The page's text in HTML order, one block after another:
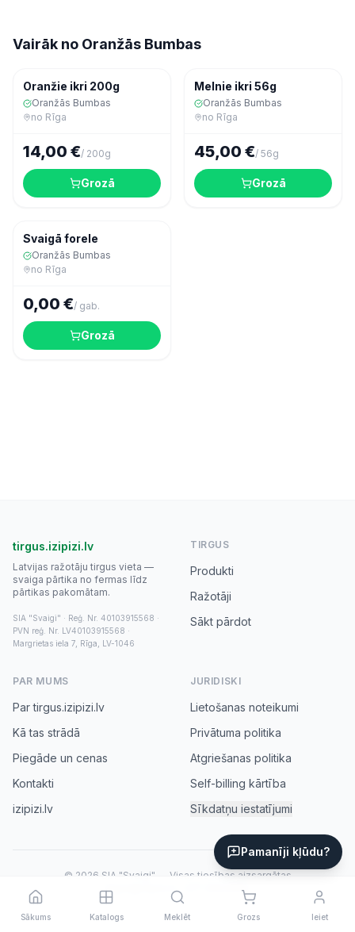
Vairāk no Oranžās Bumbas
Jūras veltes
Oranžie ikri 200g
Oranžās Bumbas
no Rīga
14,00 €/ 200g
Grozā
Jūras veltes
Melnie ikri 56g
Oranžās Bumbas
no Rīga
45,00 €/ 56g
Grozā
Svaigā forele
Oranžās Bumbas
no Rīga
0,00 €/ gab.
Grozā
Sākums Katalogs Meklēt Grozs Ieiet
Pamanīji kļūdu?
tirgus.izipizi.lv
Latvijas ražotāju tirgus vieta —
svaiga pārtika no fermas līdz
pārtikas pakomātam.
SIA "Svaigi" · Reģ. Nr. 40103915568 ·
PVN reģ. Nr. LV40103915568 ·
Margrietas iela 7, Rīga, LV-1046
TIRGUS
Produkti
Ražotāji
Sākt pārdot
PAR MUMS
Par tirgus.izipizi.lv
Kā tas strādā
Piegāde un cenas
Kontakti
izipizi.lv
JURIDISKI
Lietošanas noteikumi
Privātuma politika
Atgriešanas politika
Self-billing kārtība
Sīkdatņu iestatījumi
© 2026 SIA "Svaigi" — Visas tiesības aizsargātas
tirgus@izipizi.lv· +371 20031552